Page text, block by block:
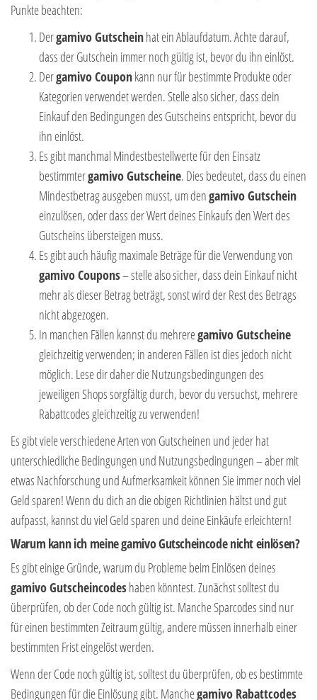
Punkte beachten:
Dergamivo Gutscheinhat ein Ablaufdatum. Achte darauf,
dass der Gutschein immer noch gültig ist, bevor du ihn einlöst.
Dergamivo Couponkann nur für bestimmte Produkte oder
Kategorien verwendet werden. Stelle also sicher, dass dein
Einkauf den Bedingungen des Gutscheins entspricht, bevor du
ihn einlöst.
Es gibt manchmal Mindestbestellwerte für den Einsatz
bestimmtergamivo Gutscheine. Dies bedeutet, dass du einen
Mindestbetrag ausgeben musst, um dengamivo Gutschein
einzulösen, oder dass der Wert deines Einkaufs den Wert des
Gutscheins übersteigen muss.
Es gibt auch häufig maximale Beträge für die Verwendung von
gamivo Coupons– stelle also sicher, dass dein Einkauf nicht
mehr als dieser Betrag beträgt, sonst wird der Rest des Betrags
nicht abgezogen.
In manchen Fällen kannst du mehreregamivo Gutscheine
gleichzeitig verwenden; in anderen Fällen ist dies jedoch nicht
möglich. Lese dir daher die Nutzungsbedingungen des
jeweiligen Shops sorgfältig durch, bevor du versuchst, mehrere
Rabattcodes gleichzeitig zu verwenden!
Es gibt viele verschiedene Arten von Gutscheinen und jeder hat
unterschiedliche Bedingungen und Nutzungsbedingungen – aber mit
etwas Nachforschung und Aufmerksamkeit können Sie immer noch viel
Geld sparen! Wenn du dich an die obigen Richtlinien hältst und gut
aufpasst, kannst du viel Geld sparen und deine Einkäufe erleichtern!
Warum kann ich meine gamivo Gutscheincode nicht einlösen?
Es gibt einige Gründe, warum du Probleme beim Einlösen deines
gamivo Gutscheincodeshaben könntest. Zunächst solltest du
überprüfen, ob der Code noch gültig ist. Manche Sparcodes sind nur
für einen bestimmten Zeitraum gültig, andere müssen innerhalb einer
bestimmten Frist eingelöst werden.
Wenn der Code noch gültig ist, solltest du überprüfen, ob es bestimmte
Bedingungen für die Einlösung gibt. Manchegamivo Rabattcodes